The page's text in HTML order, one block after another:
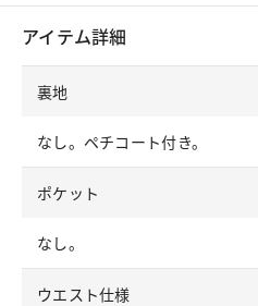
アイテム詳細
裏地
なし。ペチコート付き。
ポケット
なし。
ウエスト仕様